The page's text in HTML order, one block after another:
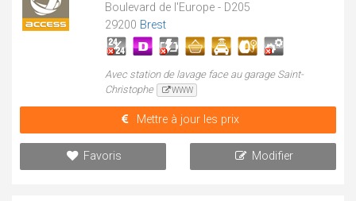
Boulevard de l'Europe - D205
29200 Brest
Avec station de lavage face au garage Saint-
Christophe
WWW
Mettre à jour les prix
Favoris Modifier